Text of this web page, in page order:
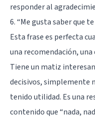
responder al
6. “Me gusta saber que
Esta frase es perfecta
una recomendación,
Tiene un matiz
decisivos, simplemente
tenido utilidad. Es una
contenido que “nada,